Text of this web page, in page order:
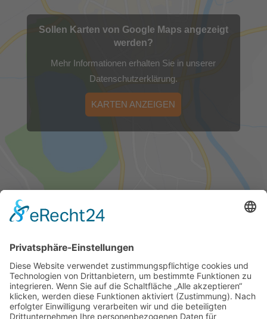
Sollen Karten von Google Maps angezeigt
werden?
Mehr Informationen erhalten Sie in unserer
Datenschutzerklärung.
KARTEN ANZEIGEN
FÜR SIE ERREICHBAR!
0365/823310
Öffnungszeiten Geschäftsstelle Gera, Goethestr. 6
Mo, Mi, Do
09-12 Uhr und 13-16 Uhr